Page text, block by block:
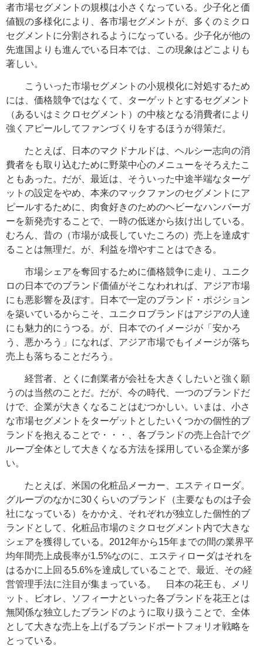
者市場セグメントの規模は小さくなっている。少子化と価
値観の多様化により、各市場セグメントが、多くのミクロ
セグメントに分割されるようになっている。少子化が他の
先進国よりも進んでいる日本では、この現象はどこよりも
著しい。
こういった市場セグメントの小規模化に対処するため
には、価格競争ではなくて、ターゲットとするセグメント
（あるいはミクロセグメント）の中核となる消費者により
強くアピールしてファンづくりをするほうが得策だ。
たとえば、日本のマクドナルドは、ヘルシー志向の消
費者をも取り込むために野菜中心のメニューをそろえたこ
ともあった。だが、最近は、そういった中途半端なターゲ
ットの設定をやめ、本来のマックファンのセグメントにア
ピールするために、肉食好きのためのヘビーなハンバーガ
ーを新発売することで、一時の低迷から抜け出している。
むろん、昔の（市場が成長していたころの）売上を達成す
ることは無理だ。が、利益を増やすことはできる。
市場シェアを奪回するために価格競争に走り、ユニク
ロの日本でのブランド価値がそこなわれれば、アジア市場
にも悪影響を及ぼす。日本で一定のブランド・ポジション
を築いているからこそ、ユニクロブランドはアジアの人達
にも魅力的にうつる。が、日本でのイメージが「安かろ
う、悪かろう」になれば、アジア市場でもイメージが落ち
売上も落ちることだろう。
経営者、とくに創業者が会社を大きくしたいと強く願
うのは当然のことだ。だが、今の時代、一つのブランドだ
けで、企業が大きくなることはむつかしい。いまは、小さ
な市場セグメントをターゲットとしたいくつかの個性的ブ
ランドを抱えることで・・・、各ブランドの売上合計でグ
ループ全体として大きくなる方法を採用している企業が多
い。
たとえば、米国の化粧品メーカー、エスティローダ。
グループのなかに30くらいのブランド（主要なものは子会
社になっている）をかかえ、それぞれが独立した個性的ブ
ランドとして、化粧品市場のミクロセグメント内で大きな
シェアを獲得している。2012年から15年までの間の業界平
均年間売上成長率が1.5%なのに、エスティローダはそれを
はるかに上回る5.6%を達成していることで、最近、その経
営管理手法に注目が集まっている。 日本の花王も、メリ
ット、ビオレ、ソフィーナといった各ブランドを花王とは
無関係な独立したブランドのように取り扱うことで、全体
として大きな売上を上げるブランドポートフォリオ戦略を
とっている。